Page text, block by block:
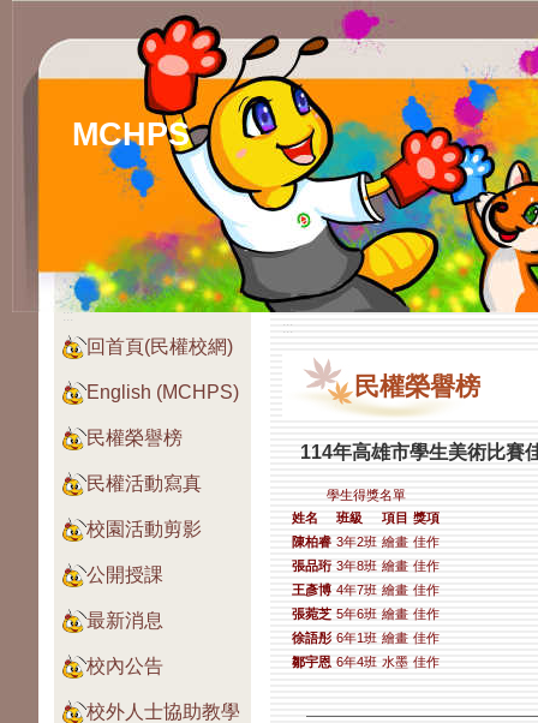
MCHPS
:::
回首頁(民權校網)
English (MCHPS)
民權榮譽榜
民權活動寫真
校園活動剪影
公開授課
最新消息
校內公告
校外人士協助教學
:::
民權榮譽榜
114年高雄市學生美術比賽
學生得獎名單
姓名
班級 項目 獎項
陳柏睿 3年2班 繪畫 佳作
張品珩 3年8班 繪畫 佳作
王彥博 4年7班 繪畫 佳作
張菀芝 5年6班 繪畫 佳作
徐語彤 6年1班 繪畫 佳作
鄒宇恩 6年4班 水墨 佳作